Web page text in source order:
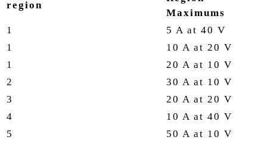
region
Maximums
1
5 A at 40 V
1
10 A at 20 V
1
20 A at 10 V
2
30 A at 10 V
3
20 A at 20 V
4
10 A at 40 V
5
50 A at 10 V